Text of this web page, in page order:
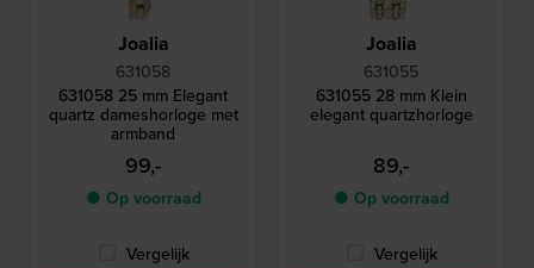
Joalia
631058
631058 25 mm Elegant
quartz dameshorloge met
armband
99,-
● Op voorraad
Vergelijk
Joalia
631055
631055 28 mm Klein
elegant quartzhorloge
89,-
● Op voorraad
Vergelijk